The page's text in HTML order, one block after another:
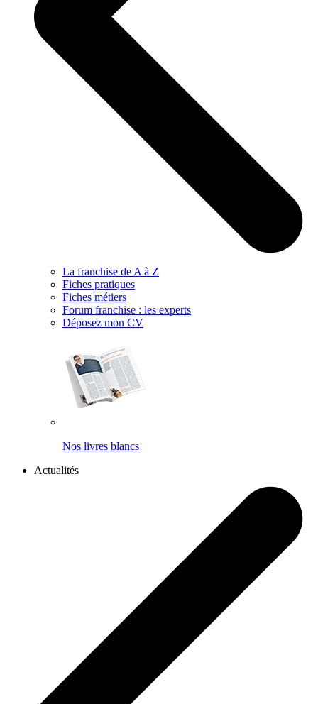
La franchise de A à Z
Fiches pratiques
Fiches métiers
Forum franchise : les experts
Déposez mon CV
Nos livres blancs
Actualités